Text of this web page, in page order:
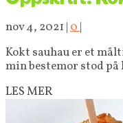
nov 4, 2021 | 0 |
Kokt sauhau er et
min bestemor stod
LES MER